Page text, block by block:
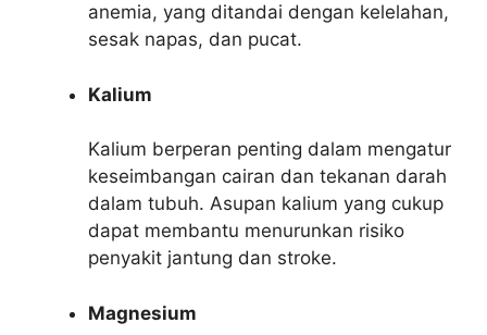
anemia, yang ditandai dengan kelelahan,
sesak napas, dan pucat.
Kalium
Kalium berperan penting dalam mengatur
keseimbangan cairan dan tekanan darah
dalam tubuh. Asupan kalium yang cukup
dapat membantu menurunkan risiko
penyakit jantung dan stroke.
Magnesium